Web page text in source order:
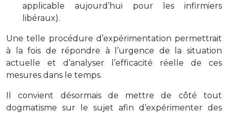
applicable aujourd’hui pour les infirmiers
libéraux).
Une telle procédure d’expérimentation permettrait
à la fois de répondre à l’urgence de la situation
actuelle et d’analyser l’efficacité réelle de ces
mesures dans le temps.
Il convient désormais de mettre de côté tout
dogmatisme sur le sujet afin d’expérimenter des